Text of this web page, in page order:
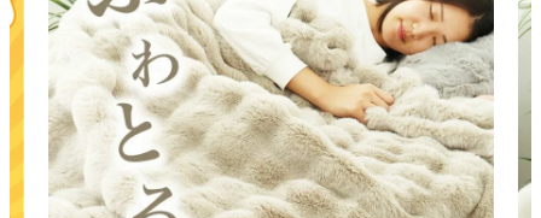
最短発送 冷感ラグ 冷感寝具 ワークデスク ウィルトンラ